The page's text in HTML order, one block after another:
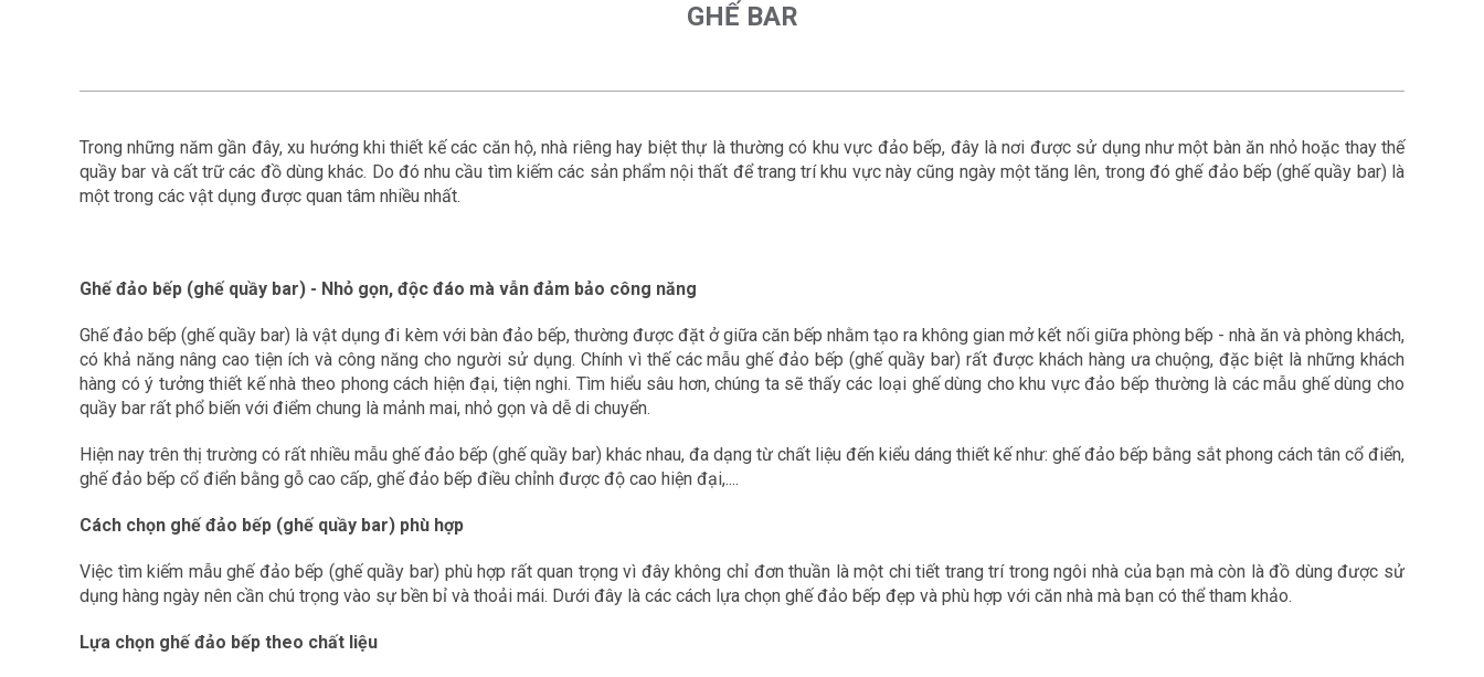
GHẾ BAR
Trong những năm gần đây, xu hướng khi thiết kế các căn hộ, nhà riêng hay biệt thự là thường có khu vực đảo bếp, đây là nơi được sử dụng như một bàn ăn nhỏ hoặc thay thế
quầy bar và cất trữ các đồ dùng khác. Do đó nhu cầu tìm kiếm các sản phẩm nội thất để trang trí khu vực này cũng ngày một tăng lên, trong đó ghế đảo bếp (ghế quầy bar) là
một trong các vật dụng được quan tâm nhiều nhất.
Ghế đảo bếp (ghế quầy bar) - Nhỏ gọn, độc đáo mà vẫn đảm bảo công năng
Ghế đảo bếp (ghế quầy bar) là vật dụng đi kèm với bàn đảo bếp, thường được đặt ở giữa căn bếp nhằm tạo ra không gian mở kết nối giữa phòng bếp - nhà ăn và phòng khách,
có khả năng nâng cao tiện ích và công năng cho người sử dụng. Chính vì thế các mẫu ghế đảo bếp (ghế quầy bar) rất được khách hàng ưa chuộng, đặc biệt là những khách
hàng có ý tưởng thiết kế nhà theo phong cách hiện đại, tiện nghi. Tìm hiểu sâu hơn, chúng ta sẽ thấy các loại ghế dùng cho khu vực đảo bếp thường là các mẫu ghế dùng cho
quầy bar rất phổ biến với điểm chung là mảnh mai, nhỏ gọn và dễ di chuyển.
Hiện nay trên thị trường có rất nhiều mẫu ghế đảo bếp (ghế quầy bar) khác nhau, đa dạng từ chất liệu đến kiểu dáng thiết kế như: ghế đảo bếp bằng sắt phong cách tân cổ điển,
ghế đảo bếp cổ điển bằng gỗ cao cấp, ghế đảo bếp điều chỉnh được độ cao hiện đại,....
Cách chọn ghế đảo bếp (ghế quầy bar) phù hợp
Việc tìm kiếm mẫu ghế đảo bếp (ghế quầy bar) phù hợp rất quan trọng vì đây không chỉ đơn thuần là một chi tiết trang trí trong ngôi nhà của bạn mà còn là đồ dùng được sử
dụng hàng ngày nên cần chú trọng vào sự bền bỉ và thoải mái. Dưới đây là các cách lựa chọn ghế đảo bếp đẹp và phù hợp với căn nhà mà bạn có thể tham khảo.
Lựa chọn ghế đảo bếp theo chất liệu